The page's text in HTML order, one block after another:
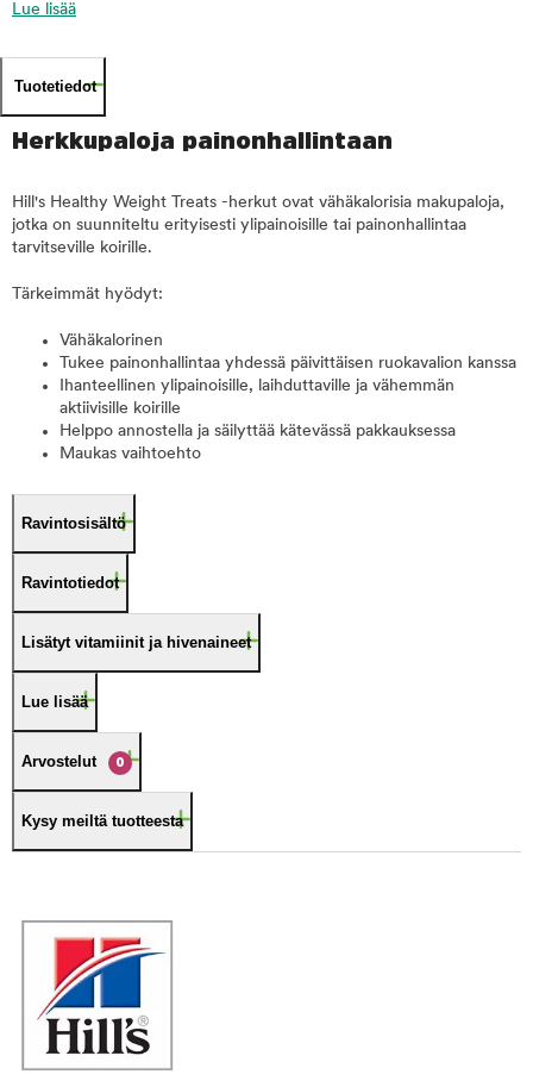
Lue lisää
Tuotetiedot
Herkkupaloja painonhallintaan
Hill's Healthy Weight Treats -herkut ovat vähäkalorisia makupaloja,
jotka on suunniteltu erityisesti ylipainoisille tai painonhallintaa
tarvitseville koirille.
Tärkeimmät hyödyt:
Vähäkalorinen
Tukee painonhallintaa yhdessä päivittäisen ruokavalion kanssa
Ihanteellinen ylipainoisille, laihduttaville ja vähemmän
aktiivisille koirille
Helppo annostella ja säilyttää kätevässä pakkauksessa
Maukas vaihtoehto
Ravintosisältö
Ravintotiedot
Lisätyt vitamiinit ja hivenaineet
Lue lisää
Arvostelut 0
Kysy meiltä tuotteesta